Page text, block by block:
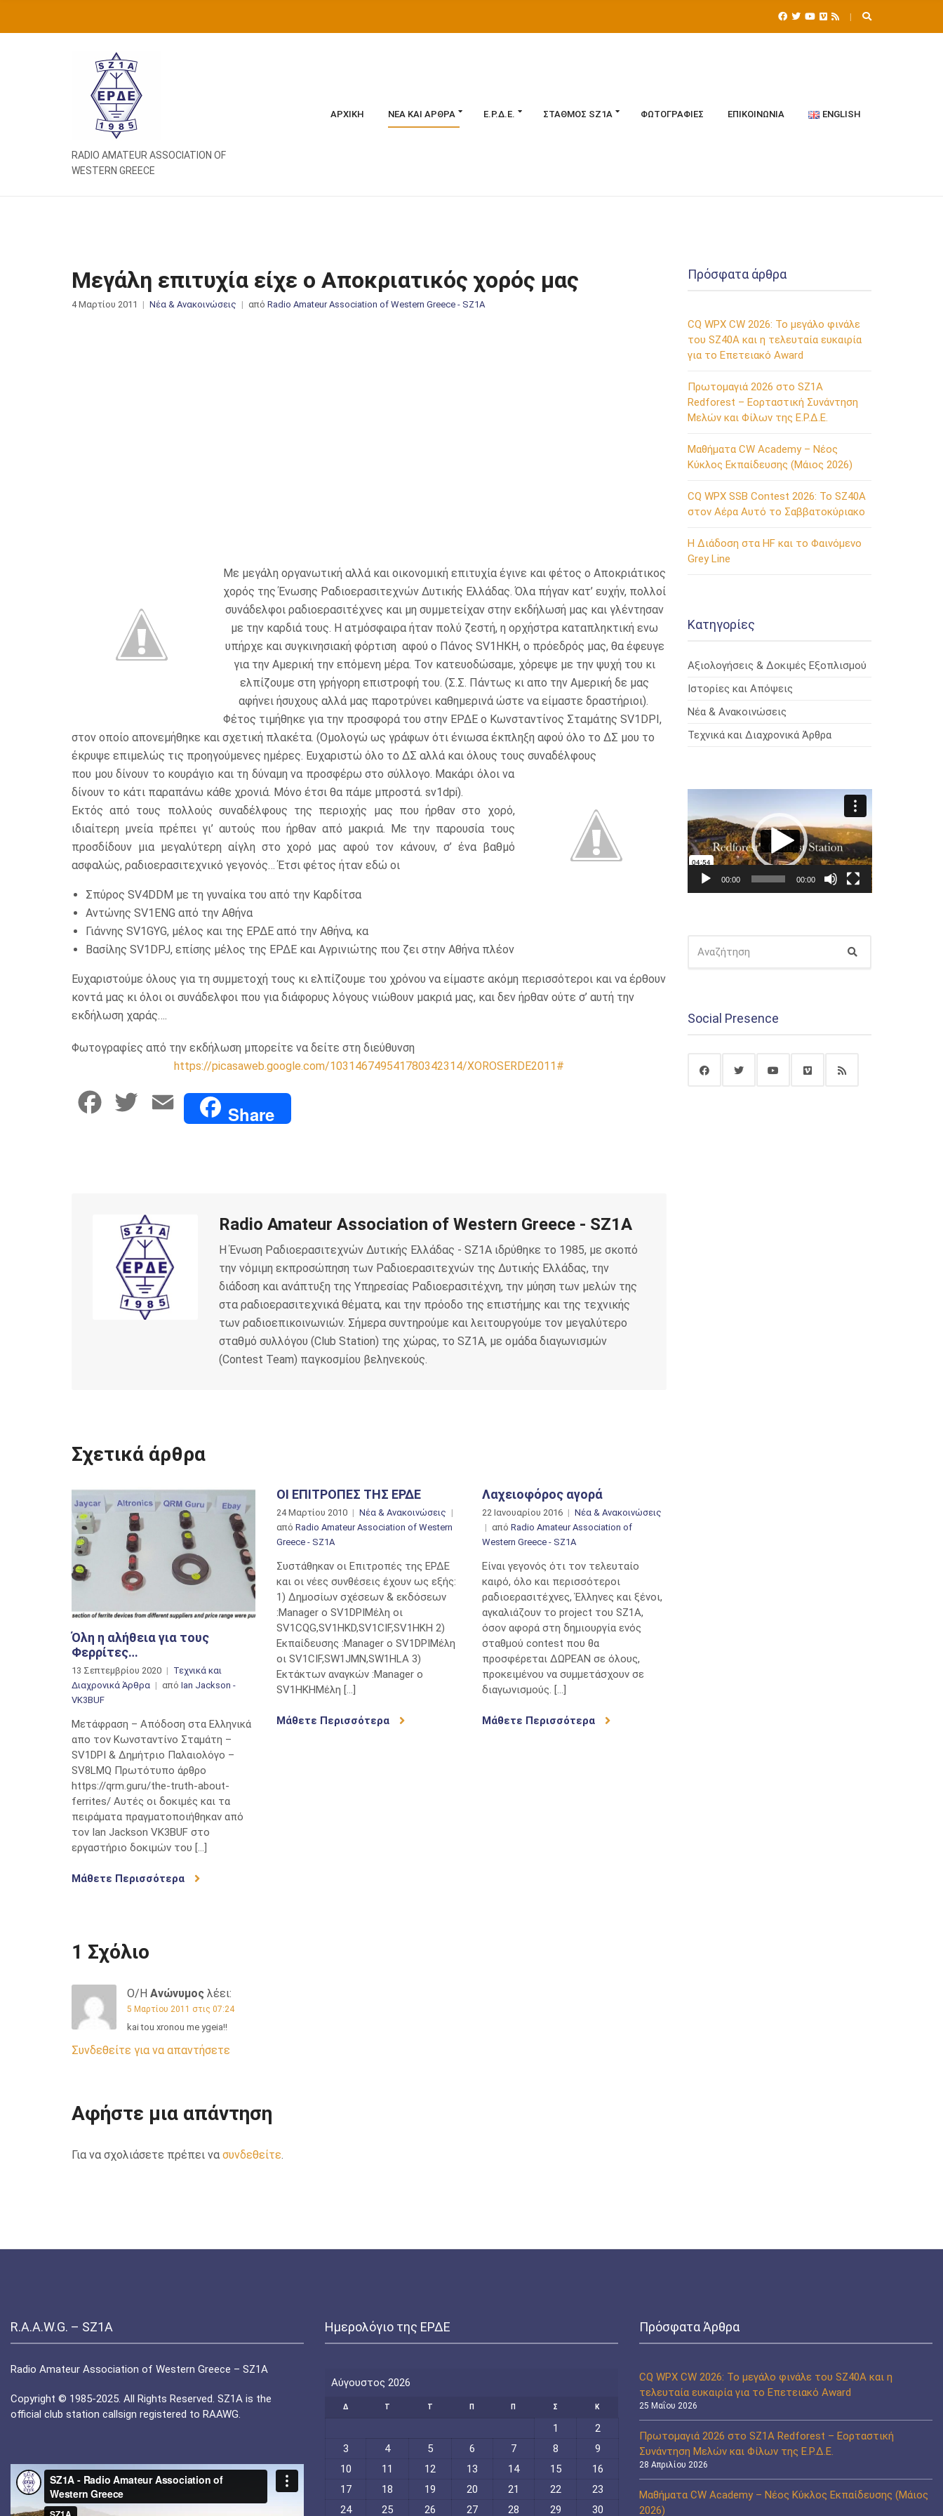
RADIO AMATEUR ASSOCIATION OF
WESTERN GREECE
ΑΡΧΙΚΉ ΝΈΑ ΚΑΙ ΆΡΘΡΑ Ε.Ρ.Δ.Ε. ΣΤΑΘΜΌΣ SZ1A ΦΩΤΟΓΡΑΦΊΕΣ ΕΠΙΚΟΙΝΩΝΊΑ ENGLISH
Μεγάλη επιτυχία είχε ο Αποκριατικός χορός μας
4 Μαρτίου 2011 Νέα & Ανακοινώσεις από Radio Amateur Association of Western Greece - SZ1A
Με μεγάλη οργανωτική αλλά και οικονομική επιτυχία έγινε και φέτος ο Αποκριάτικος
χορός της Ένωσης Ραδιοερασιτεχνών Δυτικής Ελλάδας. Όλα πήγαν κατ’ ευχήν, πολλοί
συνάδελφοι ραδιοερασιτέχνες και μη συμμετείχαν στην εκδήλωσή μας και γλέντησαν
με την καρδιά τους. Η ατμόσφαιρα ήταν πολύ ζεστή, η ορχήστρα καταπληκτική ενω
υπήρχε και συγκινησιακή φόρτιση αφού ο Πάνος SV1HKH, ο πρόεδρός μας, θα έφευγε
για την Αμερική την επόμενη μέρα. Τον κατευοδώσαμε, χόρεψε με την ψυχή του κι
ελπίζουμε στη γρήγορη επιστροφή του. (Σ.Σ. Πάντως κι απο την Αμερική δε μας
αφήνει ήσυχους αλλά μας παροτρύνει καθημερινά ώστε να είμαστε δραστήριοι).
Φέτος τιμήθηκε για την προσφορά του στην ΕΡΔΕ ο Κωνσταντίνος Σταμάτης SV1DPI,
στον οποίο απονεμήθηκε και σχετική πλακέτα. (Ομολογώ ως γράφων ότι ένιωσα έκπληξη αφού όλο το ΔΣ μου το
έκρυψε επιμελώς τις προηγούμενες ημέρες. Ευχαριστώ όλο το ΔΣ αλλά και όλους τους συναδέλφους
που μου δίνουν το κουράγιο και τη δύναμη να προσφέρω στο σύλλογο. Μακάρι όλοι να
δίνουν το κάτι παραπάνω κάθε χρονιά. Μόνο έτσι θα πάμε μπροστά. sv1dpi).
Εκτός από τους πολλούς συναδέλφους της περιοχής μας που ήρθαν στο χορό,
ιδιαίτερη μνεία πρέπει γι’ αυτούς που ήρθαν από μακριά. Με την παρουσία τους
προσδίδουν μια μεγαλύτερη αίγλη στο χορό μας αφού τον κάνουν, σ’ ένα βαθμό
ασφαλώς, ραδιοερασιτεχνικό γεγονός… Έτσι φέτος ήταν εδώ οι
Σπύρος SV4DDM με τη γυναίκα του από την Καρδίτσα
Αντώνης SV1ENG από την Αθήνα
Γιάννης SV1GYG, μέλος και της ΕΡΔΕ από την Αθήνα, κα
Βασίλης SV1DPJ, επίσης μέλος της ΕΡΔΕ και Αγρινιώτης που ζει στην Αθήνα πλέον
Ευχαριστούμε όλους για τη συμμετοχή τους κι ελπίζουμε του χρόνου να είμαστε ακόμη περισσότεροι και να έρθουν
κοντά μας κι όλοι οι συνάδελφοι που για διάφορυς λόγους νιώθουν μακριά μας, και δεν ήρθαν ούτε σ’ αυτή την
εκδήλωση χαράς….
Φωτογραφίες από την εκδήλωση μπορείτε να δείτε στη διεύθυνση
https://picasaweb.google.com/103146749541780342314/XOROSERDE2011#
t
e
r
E Share
Radio Amateur Association of Western Greece - SZ1A
Η Ένωση Ραδιοερασιτεχνών Δυτικής Ελλάδας - SZ1A ιδρύθηκε το 1985, με σκοπό
την νόμιμη εκπροσώπηση των Ραδιοερασιτεχνών της Δυτικής Ελλάδας, την
διάδοση και ανάπτυξη της Υπηρεσίας Ραδιοερασιτέχνη, την μύηση των μελών της
στα ραδιοερασιτεχνικά θέματα, και την πρόοδο της επιστήμης και της τεχνικής
των ραδιοεπικοινωνιών. Σήμερα συντηρούμε και λειτουργούμε τον μεγαλύτερο
σταθμό συλλόγου (Club Station) της χώρας, το SZ1A, με ομάδα διαγωνισμών
(Contest Team) παγκοσμίου βεληνεκούς.
Σχετικά άρθρα
Όλη η αλήθεια για τους
Φερρίτες…
13 Σεπτεμβρίου 2020
Τεχνικά και
Διαχρονικά Άρθρα
από Ian Jackson -
VK3BUF
Μετάφραση – Απόδοση στα Ελληνικά
απο τον Κωνσταντίνο Σταμάτη –
SV1DPI & Δημήτριο Παλαιολόγο –
SV8LMQ Πρωτότυπο άρθρο
https://qrm.guru/the-truth-about-
ferrites/ Αυτές οι δοκιμές και τα
πειράματα πραγματοποιήθηκαν από
τον Ian Jackson VK3BUF στο
εργαστήριο δοκιμών του […]
Μάθετε Περισσότερα
ΟΙ ΕΠΙΤΡΟΠΕΣ ΤΗΣ ΕΡΔΕ
24 Μαρτίου 2010
Νέα & Ανακοινώσεις
απόRadio Amateur Association of Western
Greece - SZ1A
Συστάθηκαν οι Επιτροπές της ΕΡΔΕ
και οι νέες συνθέσεις έχουν ως εξής:
1) Δημοσίων σχέσεων & εκδόσεων
:Μanager o SV1DPIΜέλη οι
SV1CQG,SV1HKD,SV1CIF,SV1HKH 2)
Εκπαίδευσης :Manager o SV1DPIΜέλη
οι SV1CIF,SW1JMN,SW1HLA 3)
Εκτάκτων αναγκών :Manager o
SV1HKHΜέλη […]
Μάθετε Περισσότερα
Λαχειοφόρος αγορά
22 Ιανουαρίου 2016
Νέα & Ανακοινώσεις
από Radio Amateur Association of
Western Greece - SZ1A
Είναι γεγονός ότι τον τελευταίο
καιρό, όλο και περισσότεροι
ραδιοερασιτέχνες, Έλληνες και ξένοι,
αγκαλιάζουν το project του SZ1A,
όσον αφορά στη δημιουργία ενός
σταθμού contest που θα
προσφέρεται ΔΩΡΕΑΝ σε όλους,
προκειμένου να συμμετάσχουν σε
διαγωνισμούς. […]
Μάθετε Περισσότερα
1 Σχόλιο
Ο/Η Ανώνυμος λέει:
5 Μαρτίου 2011 στις 07:24
kai tou xronou me ygeia!!
Συνδεθείτε για να απαντήσετε
Αφήστε μια απάντηση
Για να σχολιάσετε πρέπει να συνδεθείτε.
Πρόσφατα άρθρα
CQ WPX CW 2026: Το μεγάλο φινάλε
του SZ40A και η τελευταία ευκαιρία
για το Επετειακό Award
Πρωτομαγιά 2026 στο SZ1A
Redforest – Εορταστική Συνάντηση
Μελών και Φίλων της Ε.Ρ.Δ.Ε.
Μαθήματα CW Academy – Νέος
Κύκλος Εκπαίδευσης (Μάιος 2026)
CQ WPX SSB Contest 2026: Το SZ40A
στον Αέρα Αυτό το Σαββατοκύριακο
Η Διάδοση στα HF και το Φαινόμενο
Grey Line
Kατηγορίες
Αξιολογήσεις & Δοκιμές Εξοπλισμού
Ιστορίες και Απόψεις
Νέα & Ανακοινώσεις
Τεχνικά και Διαχρονικά Άρθρα
Βίντεο
00:00 00:00
ΓΙΑ:
Social Presence
R.A.A.W.G. – SZ1A
Radio Amateur Association of Western Greece – SZ1A
Copyright © 1985-2025. All Rights Reserved. SZ1A is the
official club station callsign registered to RAAWG.
Πρόγραμμα
Αναπαραγωγής
Ημερολόγιο της ΕΡΔΕ
Αύγουστος 2026
Δ Τ Τ Π Π Σ Κ
1
2
3
4 5 6 7 8
9
10
11 12 13 14 15
16
17
18 19 20 21 22
23
24
25 26 27 28 29 30
Πρόσφατα Άρθρα
CQ WPX CW 2026: Το μεγάλο φινάλε του SZ40A και η
τελευταία ευκαιρία για το Επετειακό Award
25 Μαΐου 2026
Πρωτομαγιά 2026 στο SZ1A Redforest – Εορταστική
Συνάντηση Μελών και Φίλων της Ε.Ρ.Δ.Ε.
28 Απριλίου 2026
Μαθήματα CW Academy – Νέος Κύκλος Εκπαίδευσης (Μάιος
2026)